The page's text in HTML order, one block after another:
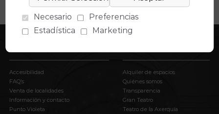
Accesibilidad
FAQ’s
Venta de localidades
Información y contacto
Punto Violeta
Alquiler de espacios
Quiénes somos
Transparencia
Gran Teatro
Teatro de la Axerquía
Necesario
Preferencias
Estadística
Marketing